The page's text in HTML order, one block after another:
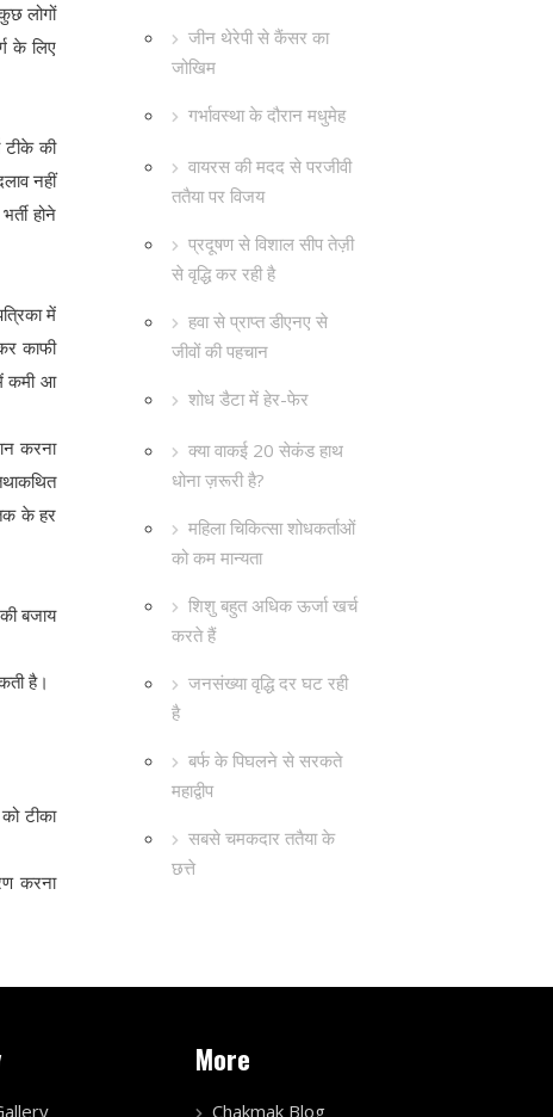
जीन थेरेपी से कैंसर का
जोखिम
गर्भावस्था के दौरान मधुमेह
वायरस की मदद से परजीवी
ततैया पर विजय
प्रदूषण से विशाल सीप तेज़ी
से वृद्धि कर रही है
हवा से प्राप्त डीएनए से
जीवों की पहचान
शोध डैटा में हेर-फेर
क्या वाकई 20 सेकंड हाथ
धोना ज़रूरी है?
महिला चिकित्सा शोधकर्ताओं
को कम मान्यता
शिशु बहुत अधिक ऊर्जा खर्च
करते हैं
जनसंख्या वृद्धि दर घट रही
है
बर्फ के पिघलने से सरकते
महाद्वीप
सबसे चमकदार ततैया के
छत्ते
लोगों
के लिए
टीके की
नहीं
होने
में
काफी
कमी आ
करना
के हर
बजाय
है।
टीका
करना
More
Chakmak Blog